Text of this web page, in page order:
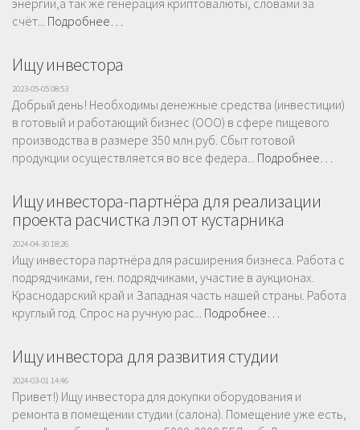
счёт... Подробнее…
Ищу инвестора
2023-05-05 08:53
Добрый день! Необходимы денежные средства (инвестиции)
в готовый и работающий бизнес (ООО) в сфере пищевого
производства в размере 350 млн.руб. Сбыт готовой
продукции осуществляется во все федера... Подробнее…
Ищу инвестора-партнёра для реализации
проекта расчистка лэп от кустарника
2024-04-30 18:26
Ищу инвестора партнёра для расширения бизнеса. Работа с
подрядчиками, ген. подрядчиками, участие в аукционах.
Краснодарский край и Западная часть нашей страны. Работа
круглый год. Спрос на ручную рас... Подробнее…
Ищу инвестора для развития студии
2024-03-01 14:46
Привет!) Ищу инвестора для докупки оборудования и
ремонта в помещении студии (салона). Помещение уже есть,